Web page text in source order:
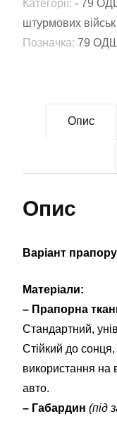
79-
тої
окрема
Таврійська
бригада
00326)
Категорії: - 79
штурмових
Позначка: 79
Опис
Опис
Варіант
Матеріали:
– Прапорна
Стандартний,
Стійкий до сонця,
використання на
авто.
– Габардин (під